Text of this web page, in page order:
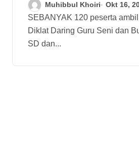
Muhibbul Khoiri Okt 16,
SEBANYAK 120 peserta ambil bagian dalam
Diklat Daring Guru Seni dan
SD dan...